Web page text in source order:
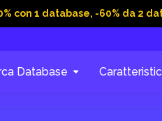
con 1 database, -60% da 2
Database